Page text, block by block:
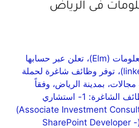
فى الرياض
شركة علم لأمن المعلومات (Elm)، تعلن عبر حسابها
الرسمي بموقع (linkedIn)، توفر وظائف شاغرة لحملة
بمدينة الرياض، وفقاً
للتفاصيل التالية: الوظائف الشاغرة: 1- استشاري
استثمار مساعد.(Associate Investment Consultant)
2- مطور شيربوينت.(SharePoint Developer -